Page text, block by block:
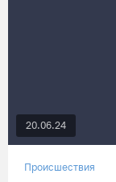
20.06.24
Происшествия